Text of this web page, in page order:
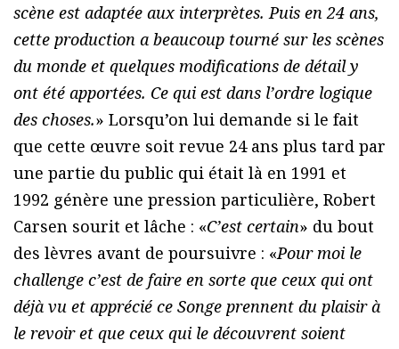
scène est adaptée aux interprètes. Puis en 24 ans,
cette production a beaucoup tourné sur les scènes
du monde et quelques modifications de détail y
ont été apportées. Ce qui est dans l’ordre logique
des choses.» Lorsqu’on lui demande si le fait
que cette œuvre soit revue 24 ans plus tard par
une partie du public qui était là en 1991 et
1992 génère une pression particulière, Robert
Carsen sourit et lâche : «C’est certain» du bout
des lèvres avant de poursuivre : «Pour moi le
challenge c’est de faire en sorte que ceux qui ont
déjà vu et apprécié ce Songe prennent du plaisir à
le revoir et que ceux qui le découvrent soient